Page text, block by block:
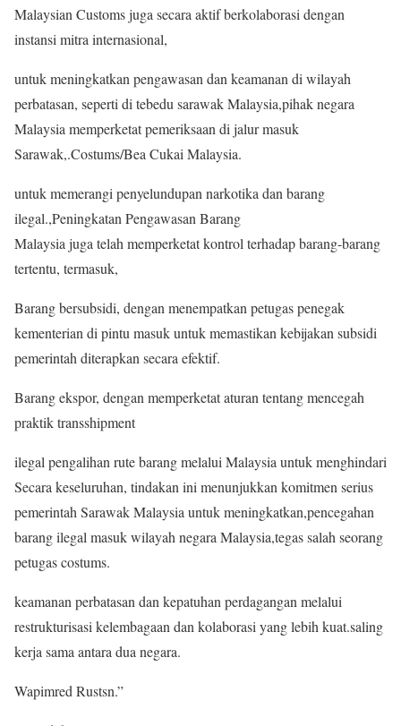
Malaysian Customs juga secara aktif berkolaborasi dengan
instansi mitra internasional,
untuk meningkatkan pengawasan dan keamanan di wilayah
perbatasan, seperti di tebedu sarawak Malaysia,pihak negara
Malaysia memperketat pemeriksaan di jalur masuk
Sarawak,.Costums/Bea Cukai Malaysia.
untuk memerangi penyelundupan narkotika dan barang
ilegal.,Peningkatan Pengawasan Barang
Malaysia juga telah memperketat kontrol terhadap barang-barang
tertentu, termasuk,
Barang bersubsidi, dengan menempatkan petugas penegak
kementerian di pintu masuk untuk memastikan kebijakan subsidi
pemerintah diterapkan secara efektif.
Barang ekspor, dengan memperketat aturan tentang mencegah
praktik transshipment
ilegal pengalihan rute barang melalui Malaysia untuk menghindari
Secara keseluruhan, tindakan ini menunjukkan komitmen serius
pemerintah Sarawak Malaysia untuk meningkatkan,pencegahan
barang ilegal masuk wilayah negara Malaysia,tegas salah seorang
petugas costums.
keamanan perbatasan dan kepatuhan perdagangan melalui
restrukturisasi kelembagaan dan kolaborasi yang lebih kuat.saling
kerja sama antara dua negara.
Wapimred Rustsn.”